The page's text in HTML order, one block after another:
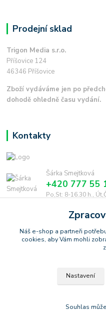
Prodejní sklad
Trigon Media s.r.o.
Příšovice 124
46346 Příšovice
Zboží vydáváme jen po
dohodě ohledně času vydání.
Kontakty
Šárka Smejtková
+420 777 55
Po,St: 8-16.30 h.,
smejtkova@trigonmedia.cz
Copyright © 2006-2025
Vytvořeno na
Náš e-shop a partneři
cookies, aby Vám mohli
Nastavení
Souhlas